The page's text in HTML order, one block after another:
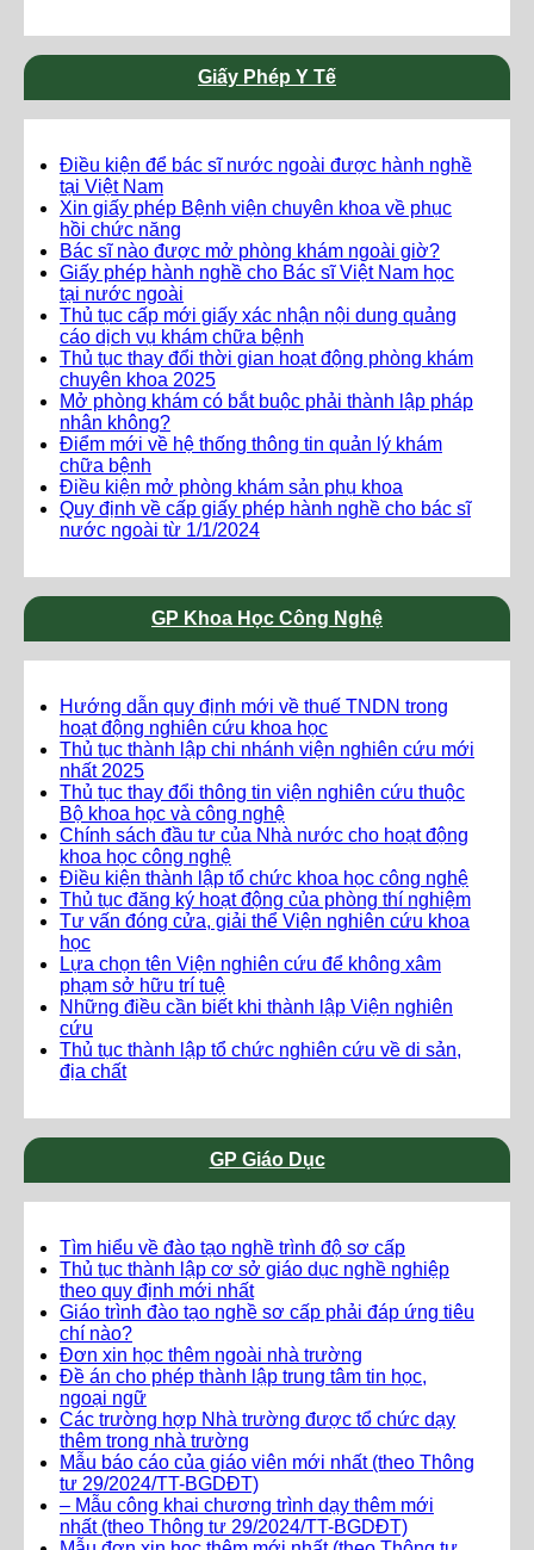
Giấy Phép Y Tế
Điều kiện để bác sĩ nước ngoài được hành nghề
tại Việt Nam
Xin giấy phép Bệnh viện chuyên khoa về phục
hồi chức năng
Bác sĩ nào được mở phòng khám ngoài giờ?
Giấy phép hành nghề cho Bác sĩ Việt Nam học
tại nước ngoài
Thủ tục cấp mới giấy xác nhận nội dung quảng
cáo dịch vụ khám chữa bệnh
Thủ tục thay đổi thời gian hoạt động phòng khám
chuyên khoa 2025
Mở phòng khám có bắt buộc phải thành lập pháp
nhân không?
Điểm mới về hệ thống thông tin quản lý khám
chữa bệnh
Điều kiện mở phòng khám sản phụ khoa
Quy định về cấp giấy phép hành nghề cho bác sĩ
nước ngoài từ 1/1/2024
GP Khoa Học Công Nghệ
Hướng dẫn quy định mới về thuế TNDN trong
hoạt động nghiên cứu khoa học
Thủ tục thành lập chi nhánh viện nghiên cứu mới
nhất 2025
Thủ tục thay đổi thông tin viện nghiên cứu thuộc
Bộ khoa học và công nghệ
Chính sách đầu tư của Nhà nước cho hoạt động
khoa học công nghệ
Điều kiện thành lập tổ chức khoa học công nghệ
Thủ tục đăng ký hoạt động của phòng thí nghiệm
Tư vấn đóng cửa, giải thể Viện nghiên cứu khoa
học
Lựa chọn tên Viện nghiên cứu để không xâm
phạm sở hữu trí tuệ
Những điều cần biết khi thành lập Viện nghiên
cứu
Thủ tục thành lập tổ chức nghiên cứu về di sản,
địa chất
GP Giáo Dục
Tìm hiểu về đào tạo nghề trình độ sơ cấp
Thủ tục thành lập cơ sở giáo dục nghề nghiệp
theo quy định mới nhất
Giáo trình đào tạo nghề sơ cấp phải đáp ứng tiêu
chí nào?
Đơn xin học thêm ngoài nhà trường
Đề án cho phép thành lập trung tâm tin học,
ngoại ngữ
Các trường hợp Nhà trường được tổ chức dạy
thêm trong nhà trường
Mẫu báo cáo của giáo viên mới nhất (theo Thông
tư 29/2024/TT-BGDĐT)
– Mẫu công khai chương trình dạy thêm mới
nhất (theo Thông tư 29/2024/TT-BGDĐT)